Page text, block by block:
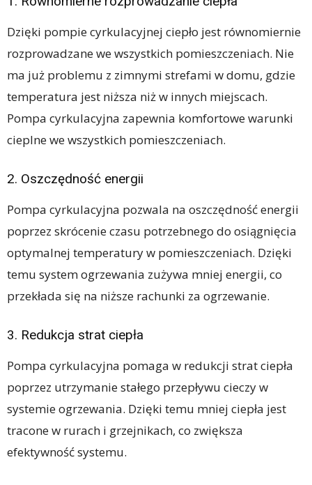
Dzięki pompie cyrkulacyjnej ciepło jest równomiernie
rozprowadzane we wszystkich pomieszczeniach. Nie
ma już problemu z zimnymi strefami w domu, gdzie
temperatura jest niższa niż w innych miejscach.
Pompa cyrkulacyjna zapewnia komfortowe warunki
cieplne we wszystkich pomieszczeniach.
2. Oszczędność energii
Pompa cyrkulacyjna pozwala na oszczędność energii
poprzez skrócenie czasu potrzebnego do osiągnięcia
optymalnej temperatury w pomieszczeniach. Dzięki
temu system ogrzewania zużywa mniej energii, co
przekłada się na niższe rachunki za ogrzewanie.
3. Redukcja strat ciepła
Pompa cyrkulacyjna pomaga w redukcji strat ciepła
poprzez utrzymanie stałego przepływu cieczy w
systemie ogrzewania. Dzięki temu mniej ciepła jest
tracone w rurach i grzejnikach, co zwiększa
efektywność systemu.